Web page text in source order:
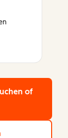
of